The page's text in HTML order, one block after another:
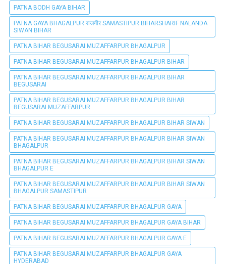
PATNA BODH GAYA BIHAR
PATNA GAYA BHAGALPUR राजगीर SAMASTIPUR BIHARSHARIF NALANDA
SIWAN BIHAR
PATNA BIHAR BEGUSARAI MUZAFFARPUR BHAGALPUR
PATNA BIHAR BEGUSARAI MUZAFFARPUR BHAGALPUR BIHAR
PATNA BIHAR BEGUSARAI MUZAFFARPUR BHAGALPUR BIHAR
BEGUSARAI
PATNA BIHAR BEGUSARAI MUZAFFARPUR BHAGALPUR BIHAR
BEGUSARAI MUZAFFARPUR
PATNA BIHAR BEGUSARAI MUZAFFARPUR BHAGALPUR BIHAR SIWAN
PATNA BIHAR BEGUSARAI MUZAFFARPUR BHAGALPUR BIHAR SIWAN
BHAGALPUR
PATNA BIHAR BEGUSARAI MUZAFFARPUR BHAGALPUR BIHAR SIWAN
BHAGALPUR E
PATNA BIHAR BEGUSARAI MUZAFFARPUR BHAGALPUR BIHAR SIWAN
BHAGALPUR SAMASTIPUR
PATNA BIHAR BEGUSARAI MUZAFFARPUR BHAGALPUR GAYA
PATNA BIHAR BEGUSARAI MUZAFFARPUR BHAGALPUR GAYA BIHAR
PATNA BIHAR BEGUSARAI MUZAFFARPUR BHAGALPUR GAYA E
PATNA BIHAR BEGUSARAI MUZAFFARPUR BHAGALPUR GAYA
HYDERABAD